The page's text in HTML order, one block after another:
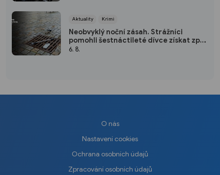
Aktuality Krimi
Neobvyklý noční zásah. Strážníci
pomohli šestnáctileté dívce získat zpět
mobil
6. 8.
O nás
Nastavení cookies
Ochrana osobních údajů
Zpracování osobních údajů